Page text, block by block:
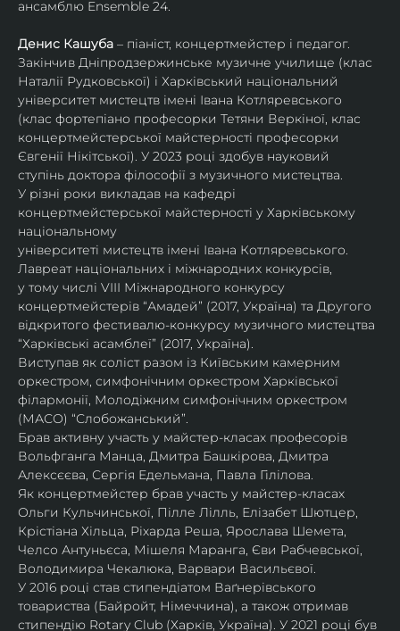
ансамблю Ensemble 24.
Денис Кашуба – піаніст, концертмейстер і педагог.
Закінчив Дніпродзержинське музичне училище (клас
Наталії Рудковської) і Харківський національний
університет мистецтв імені Івана Котляревського
(клас фортепіано професорки Тетяни Веркіної, клас
концертмейстерської майстерності професорки
Євгенії Нікітської). У 2023 році здобув науковий
ступінь доктора філософії з музичного мистецтва.
У різні роки викладав на кафедрі
концертмейстерської майстерності у Харківському
національному
університеті мистецтв імені Івана Котляревського.
Лавреат національних і міжнародних конкурсів,
у тому числі VIII Міжнародного конкурсу
концертмейстерів “Амадей” (2017, Україна) та Другого
відкритого фестивалю-конкурсу музичного мистецтва
“Харківські асамблеї” (2017, Україна).
Виступав як соліст разом із Київським камерним
оркестром, симфонічним оркестром Харківської
філармонії, Молодіжним симфонічним оркестром
(МАСО) “Слобожанський”.
Брав активну участь у майстер-класах професорів
Вольфганга Манца, Дмитра Башкірова, Дмитра
Алексєєва, Сергія Едельмана, Павла Гілілова.
Як концертмейстер брав участь у майстер-класах
Ольги Кульчинської, Пілле Лілль, Елізабет Шютцер,
Крістіана Хільца, Ріхарда Реша, Ярослава Шемета,
Челсо Антуньєса, Мішеля Маранга, Єви Рабчевської,
Володимира Чекалюка, Варвари Васильєвої.
У 2016 році став стипендіатом Ваґнерівського
товариства (Байройт, Німеччина), а також отримав
стипендію Rotary Club (Харків, Україна). У 2021 році був